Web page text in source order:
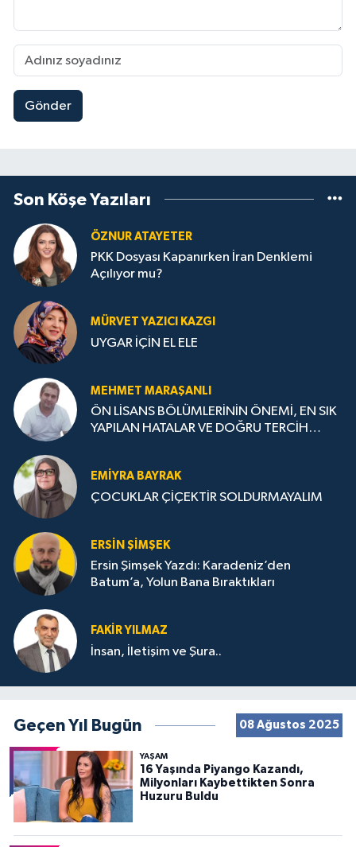
Gönder
Son Köşe Yazıları
ÖZNUR ATAYETER
PKK Dosyası Kapanırken İran Denklemi
Açılıyor mu?
MÜRVET YAZICI KAZGI
UYGAR İÇİN EL ELE
MEHMET MARAŞANLI
ÖN LİSANS BÖLÜMLERİNİN ÖNEMİ, EN SIK
YAPILAN HATALAR VE DOĞRU TERCİH
EMIYRA BAYRAK
ÇOCUKLAR ÇİÇEKTİR SOLDURMAYALIM
ERSIN ŞIMŞEK
Ersin Şimşek Yazdı: Karadeniz’den
Batum’a, Yolun Bana Bıraktıkları
FAKIR YILMAZ
İnsan, İletişim ve Şura..
Geçen Yıl Bugün 08 Ağustos 2025
YAŞAM
16 Yaşında Piyango Kazandı,
Milyonları Kaybettikten Sonra
Huzuru Buldu